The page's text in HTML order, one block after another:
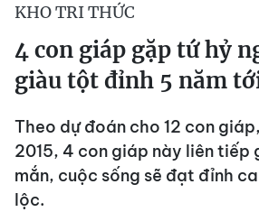
KHO TRI THỨC
4 con giáp gặp tứ hỷ
giàu tột đỉnh 5 năm
Theo dự đoán cho 12 con
2015, 4 con giáp này liên tiếp
mắn, cuộc sống sẽ đạt đỉnh
lộc.